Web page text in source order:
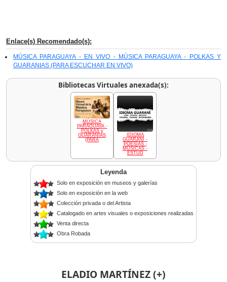
ELADIO MARTÍNEZ (+)
Enlace(s) Recomendado(s):
MÚSICA PARAGUAYA - EN VIVO - MÚSICA PARAGUAYA - POLKAS Y
GUARANIAS (PARA ESCUCHAR EN VIVO)
Bibliotecas Virtuales anexada(s):
MÚSICA
PARAGUAYA -
POLKAS y
GUARANIAS
(PARA
IDIOMA
GUARANÍ -
POESÍAS -
MÚSICAS -
ESTUD
Leyenda
Solo en exposición en museos y galerías
Solo en exposición en la web
Colección privada o del Artista
Catalogado en artes visuales o exposiciones realizadas
Venta directa
Obra Robada